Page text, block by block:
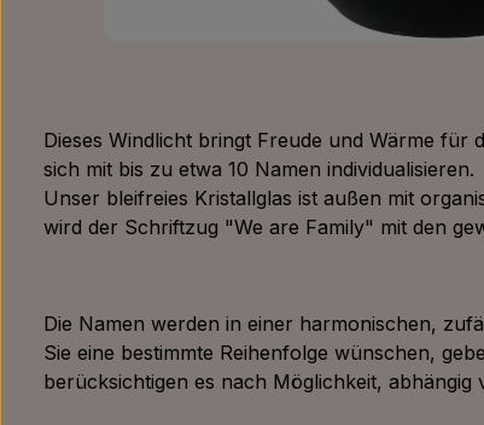
Dieses Windlicht bringt Freude und Wärme für
sich mit bis zu etwa 10 Namen individualisieren.
Unser bleifreies Kristallglas ist außen mit
wird der Schriftzug "We are Family" mit den
Die Namen werden in einer harmonischen,
Sie eine bestimmte Reihenfolge wünschen,
berücksichtigen es nach Möglichkeit, abhängig